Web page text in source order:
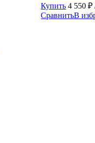
Купить 4 550₽
СравнитьВ